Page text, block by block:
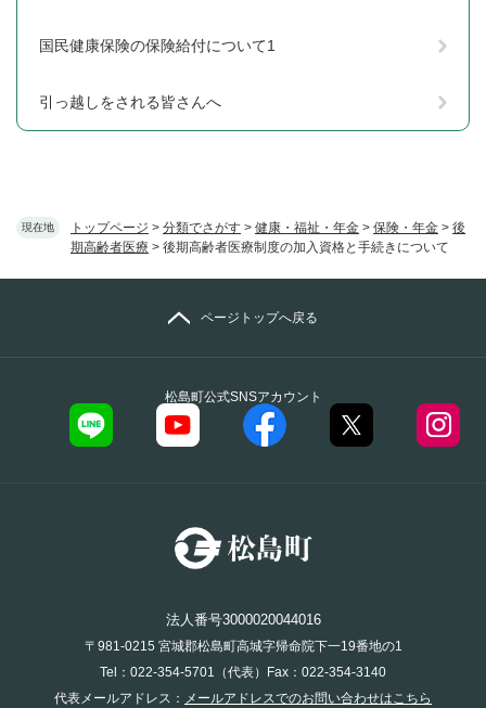
現在地 トップページ > 分類でさがす > 健康・福祉・年金 > 保険・年金 > 後
期高齢者医療 > 後期高齢者医療制度の加入資格と手続きについて
国民健康保険の保険給付について1
引っ越しをされる皆さんへ
松島町公式SNSアカウント
ページトップへ戻る
法人番号3000020044016
〒981-0215 宮城郡松島町高城字帰命院下一19番地の1
Tel：022-354-5701（代表）Fax：022-354-3140
代表メールアドレス： メールアドレスでのお問い合わせはこちら